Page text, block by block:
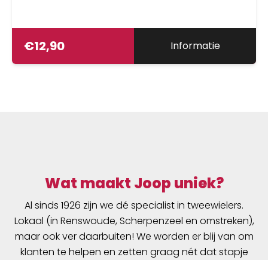
€12,90 Informatie
Wat maakt Joop uniek?
Al sinds 1926 zijn we dé specialist in tweewielers.
Lokaal (in Renswoude, Scherpenzeel en omstreken),
maar ook ver daarbuiten! We worden er blij van om
klanten te helpen en zetten graag nét dat stapje